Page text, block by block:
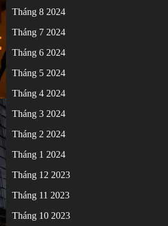
Tháng 8 2024
Tháng 7 2024
Tháng 6 2024
Tháng 5 2024
Tháng 4 2024
Tháng 3 2024
Tháng 2 2024
Tháng 1 2024
Tháng 12 2023
Tháng 11 2023
Tháng 10 2023